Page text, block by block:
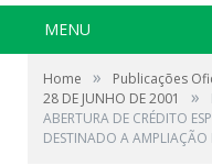
MENU
Home » Publicações
28 DE JUNHO DE 2001
»
ABERTURA DE CRÉDITO
DESTINADO A AMPLIAÇÃO